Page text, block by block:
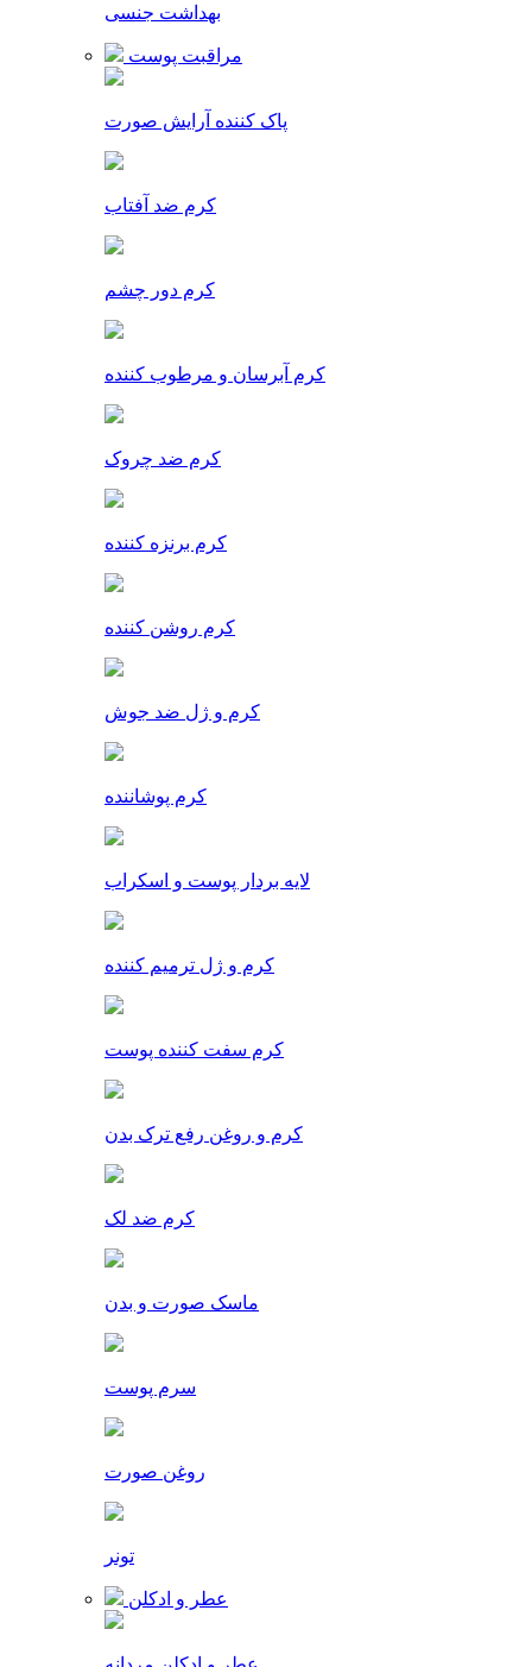
بهداشت جنسی
مراقبت پوست
پاک کننده آرایش صورت
کرم ضد آفتاب
کرم دور چشم
کرم آبرسان و مرطوب کننده
کرم ضد چروک
کرم برنزه کننده
کرم روشن کننده
کرم و ژل ضد جوش
کرم پوشاننده
لایه بردار پوست و اسکراب
کرم و ژل ترمیم کننده
کرم سفت کننده پوست
کرم و روغن رفع ترک بدن
کرم ضد لک
ماسک صورت و بدن
سرم پوست
روغن صورت
تونر
عطر و ادکلن